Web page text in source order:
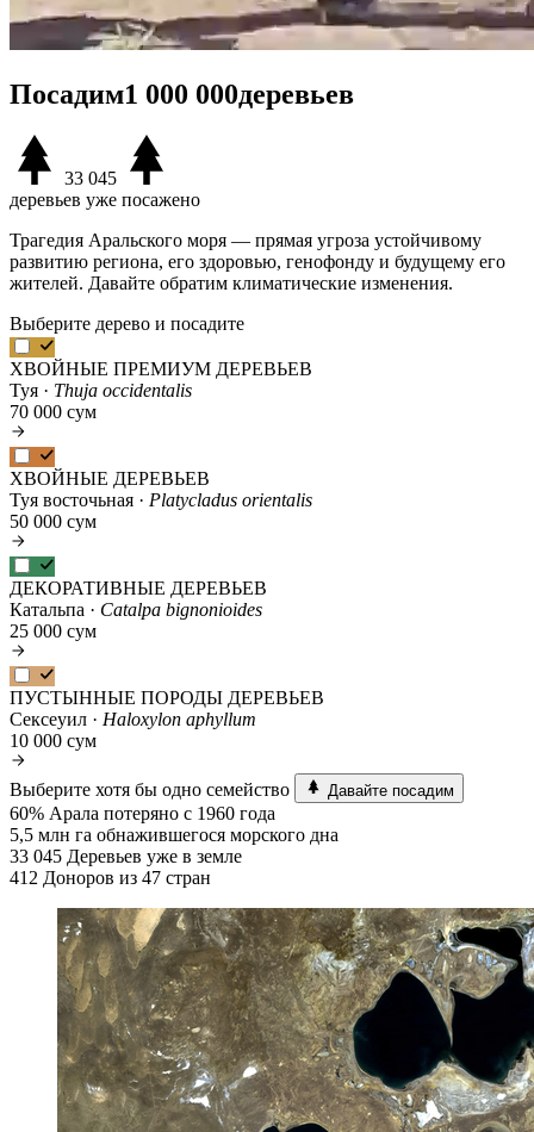
Посадим1 000 000деревьев
33 045
деревьев уже посажено
Трагедия Аральского моря — прямая угроза устойчивому
развитию региона, его здоровью, генофонду и будущему его
жителей. Давайте обратим климатические изменения.
Выберите дерево и посадите
ХВОЙНЫЕ ПРЕМИУМ ДЕРЕВЬЕВ
Туя · Thuja occidentalis
70 000 сум
ХВОЙНЫЕ ДЕРЕВЬЕВ
Туя восточьная · Platycladus orientalis
50 000 сум
ДЕКОРАТИВНЫЕ ДЕРЕВЬЕВ
Катальпа · Catalpa bignonioides
25 000 сум
ПУСТЫННЫЕ ПОРОДЫ ДЕРЕВЬЕВ
Сексеуил · Haloxylon aphyllum
10 000 сум
Выберите хотя бы одно семейство Давайте посадим
60% Арала потеряно с 1960 года
5,5 млн га обнажившегося морского дна
33 045 Деревьев уже в земле
412 Доноров из 47 стран